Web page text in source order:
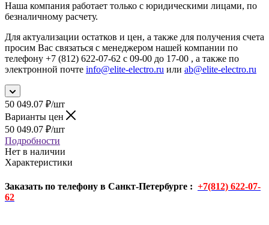
Наша компания работает только с юридическими лицами, по
безналичному расчету.
Для актуализации остатков и цен, а также для получения счета
просим Вас связаться с менеджером нашей компании по
телефону +7 (812) 622-07-62 с 09-00 до 17-00 , а также по
электронной почте info@elite-electro.ru или ab@elite-electro.ru
50 049.07 ₽/шт
Варианты цен
50 049.07 ₽/шт
Подробности
Нет в наличии
Характеристики
Заказать по телефону в Санкт-Петербурге : +7(812) 622-07-
62